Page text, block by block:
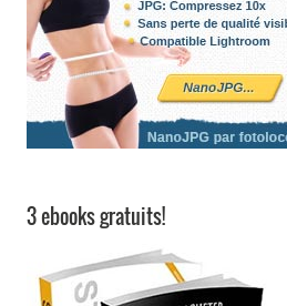
3 ebooks gratuits!